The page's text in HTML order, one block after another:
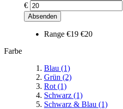
€
Absenden
Range €19 €20
Farbe
Blau (1)
Grün (2)
Rot (1)
Schwarz (1)
Schwarz & Blau (1)